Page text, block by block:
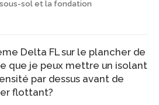
sol et la fondation
Delta FL sur le plancher de
que je peux mettre un isolant
par dessus avant de
flottant?